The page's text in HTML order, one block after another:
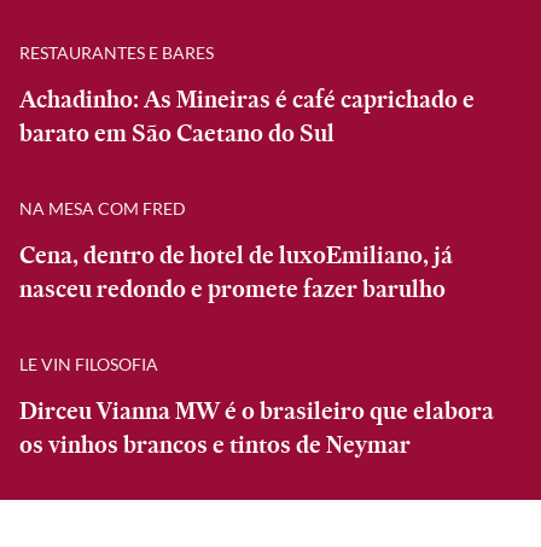
RESTAURANTES E BARES
Achadinho: As Mineiras é café caprichado e
barato em São Caetano do Sul
NA MESA COM FRED
Cena, dentro de hotel de luxoEmiliano, já
nasceu redondo e promete fazer barulho
LE VIN FILOSOFIA
Dirceu Vianna MW é o brasileiro que elabora
os vinhos brancos e tintos de Neymar